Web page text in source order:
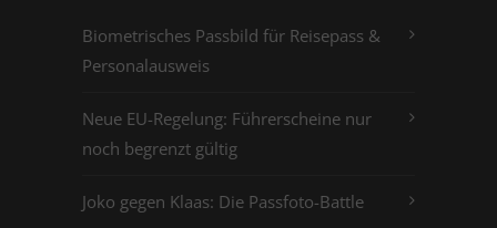
Biometrisches Passbild für Reisepass &
Personalausweis
Neue EU-Regelung: Führerscheine nur
noch begrenzt gültig
Joko gegen Klaas: Die Passfoto-Battle